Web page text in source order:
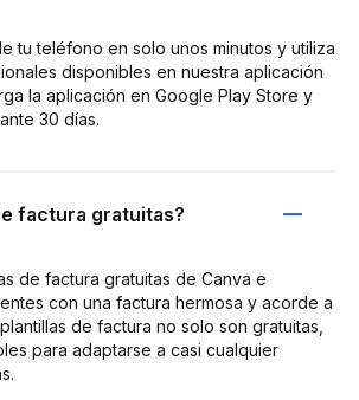
tu teléfono en solo unos minutos y utiliza
disponibles en nuestra aplicación
la aplicación en Google Play Store y
30 días.
factura gratuitas?
de factura gratuitas de Canva e
con una factura hermosa y acorde a
de factura no solo son gratuitas,
para adaptarse a casi cualquier